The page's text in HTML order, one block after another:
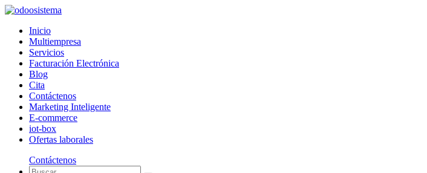
Inicio
Multiempresa
Servicios
Facturación Electrónica
Blog
Cita
Contáctenos
Marketing Inteligente
E-commerce
iot-box
Ofertas laborales
Contáctenos